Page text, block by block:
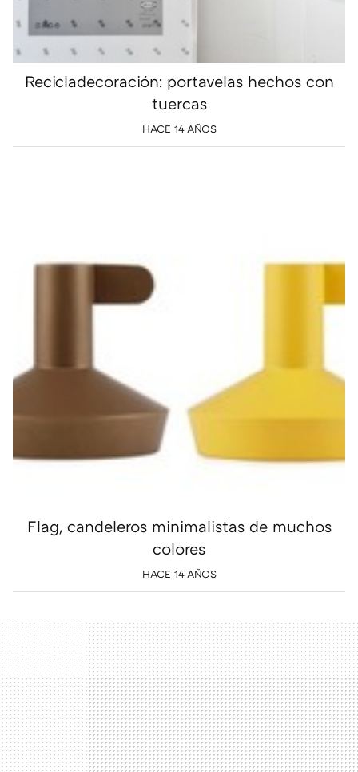
Recicladecoración: portavelas hechos con
tuercas
HACE 14 AÑOS
Flag, candeleros minimalistas de muchos
colores
HACE 14 AÑOS